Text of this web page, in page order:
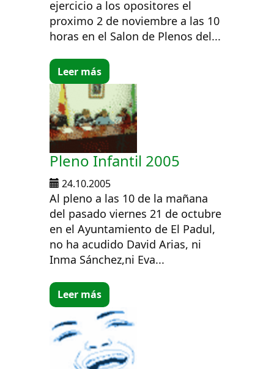
ejercicio a los opositores el
proximo 2 de noviembre a las 10
horas en el Salon de Plenos del...
Leer más
Pleno Infantil 2005
24.10.2005
Al pleno a las 10 de la mañana
del pasado viernes 21 de octubre
en el Ayuntamiento de El Padul,
no ha acudido David Arias, ni
Inma Sánchez,ni Eva...
Leer más